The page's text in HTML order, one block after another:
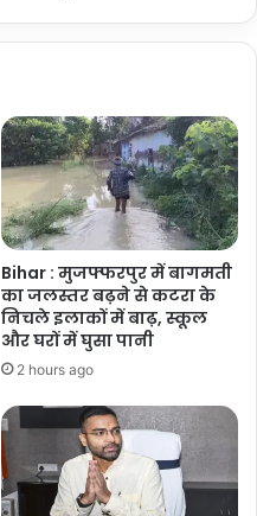
Bihar : मुजफ्फरपुर में बागमती
का जलस्तर बढ़ने से कटरा के
निचले इलाकों में बाढ़, स्कूल
और घरों में घुसा पानी
2 hours ago